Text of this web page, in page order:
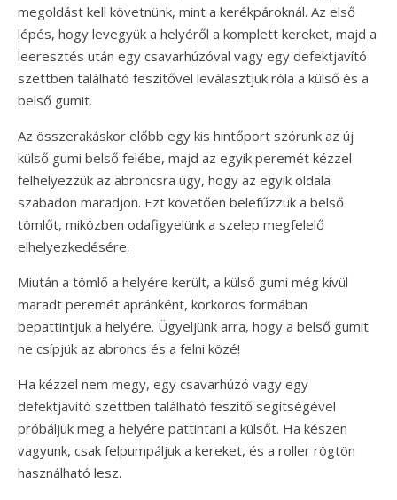
megoldást kell követnünk, mint a kerékpároknál. Az első
lépés, hogy levegyük a helyéről a komplett kereket, majd a
leeresztés után egy csavarhúzóval vagy egy defektjavító
szettben található feszítővel leválasztjuk róla a külső és a
belső gumit.
Az összerakáskor előbb egy kis hintőport szórunk az új
külső gumi belső felébe, majd az egyik peremét kézzel
felhelyezzük az abroncsra úgy, hogy az egyik oldala
szabadon maradjon. Ezt követően belefűzzük a belső
tömlőt, miközben odafigyelünk a szelep megfelelő
elhelyezkedésére.
Miután a tömlő a helyére került, a külső gumi még kívül
maradt peremét apránként, körkörös formában
bepattintjuk a helyére. Ügyeljünk arra, hogy a belső gumit
ne csípjük az abroncs és a felni közé!
Ha kézzel nem megy, egy csavarhúzó vagy egy
defektjavító szettben található feszítő segítségével
próbáljuk meg a helyére pattintani a külsőt. Ha készen
vagyunk, csak felpumpáljuk a kereket, és a roller rögtön
használható lesz.